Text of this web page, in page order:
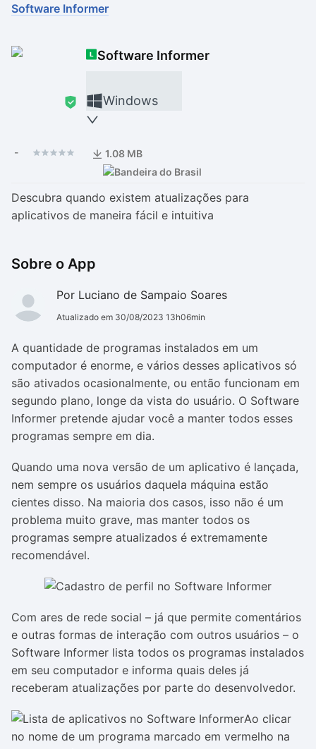
Software Informer
Software Informer
Windows
- 1.08 MB
Descubra quando existem atualizações para
aplicativos de maneira fácil e intuitiva
Sobre o App
Por Luciano de Sampaio Soares
Atualizado em 30/08/2023 13h06min
A quantidade de programas instalados em um
computador é enorme, e vários desses aplicativos só
são ativados ocasionalmente, ou então funcionam em
segundo plano, longe da vista do usuário. O Software
Informer pretende ajudar você a manter todos esses
programas sempre em dia.
Quando uma nova versão de um aplicativo é lançada,
nem sempre os usuários daquela máquina estão
cientes disso. Na maioria dos casos, isso não é um
problema muito grave, mas manter todos os
programas sempre atualizados é extremamente
recomendável.
Com ares de rede social – já que permite comentários
e outras formas de interação com outros usuários – o
Software Informer lista todos os programas instalados
em seu computador e informa quais deles já
receberam atualizações por parte do desenvolvedor.
Ao clicar
no nome de um programa marcado em vermelho na